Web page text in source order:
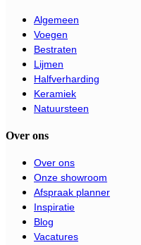
Algemeen
Voegen
Bestraten
Lijmen
Halfverharding
Keramiek
Natuursteen
Over ons
Over ons
Onze showroom
Afspraak planner
Inspiratie
Blog
Vacatures